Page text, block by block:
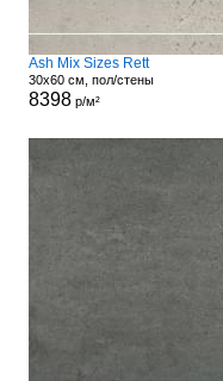
Ash Mix Sizes Rett
30x60 см, пол/стены
8398р/м²